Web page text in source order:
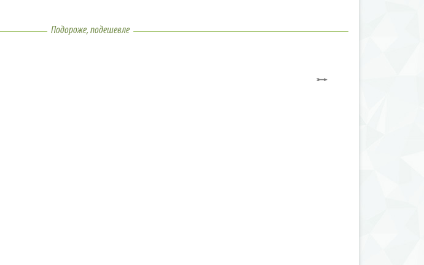
Подороже, подешевле